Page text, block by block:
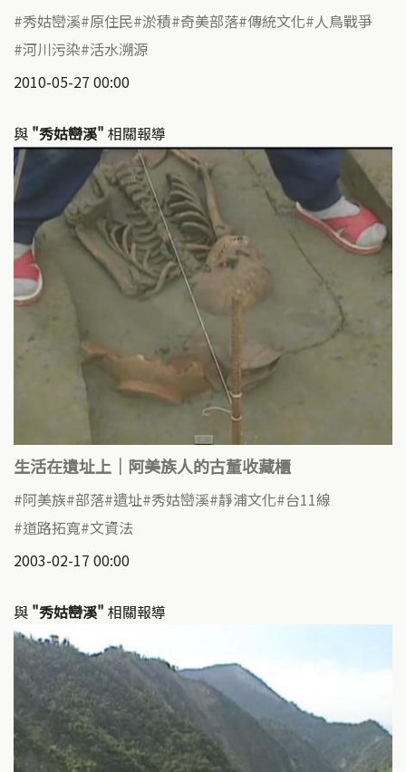
秀姑巒溪 原住民 淤積 奇美部落 傳統文化 人鳥戰爭
河川污染 活水溯源
2010-05-27 00:00
與 "秀姑巒溪" 相關報導
生活在遺址上｜阿美族人的古董收藏櫃
阿美族 部落 遺址 秀姑巒溪 靜浦文化 台11線
道路拓寬 文資法
2003-02-17 00:00
與 "秀姑巒溪" 相關報導